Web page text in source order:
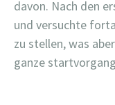
davon. Nach den
und versuchte
zu stellen, was
ganze